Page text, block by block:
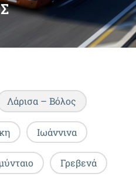
Λάρισα – Βόλος
Ιωάννινα
Γρεβενά